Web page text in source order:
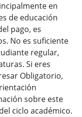
en
de educación
pago, es
No es suficiente
regular,
Si eres
Obligatorio,
sobre este
ciclo académico.